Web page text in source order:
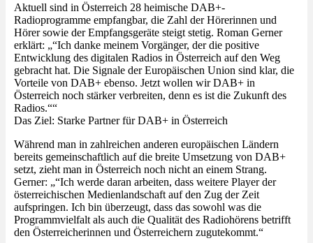
Aktuell sind in Österreich 28 heimische DAB+-
Radioprogramme empfangbar, die Zahl der Hörerinnen und
Hörer sowie der Empfangsgeräte steigt stetig. Roman Gerner
erklärt: „“Ich danke meinem Vorgänger, der die positive
Entwicklung des digitalen Radios in Österreich auf den Weg
gebracht hat. Die Signale der Europäischen Union sind klar, die
Vorteile von DAB+ ebenso. Jetzt wollen wir DAB+ in
Österreich noch stärker verbreiten, denn es ist die Zukunft des
Radios.““
Das Ziel: Starke Partner für DAB+ in Österreich
Während man in zahlreichen anderen europäischen Ländern
bereits gemeinschaftlich auf die breite Umsetzung von DAB+
setzt, zieht man in Österreich noch nicht an einem Strang.
Gerner: „“Ich werde daran arbeiten, dass weitere Player der
österreichischen Medienlandschaft auf den Zug der Zeit
aufspringen. Ich bin überzeugt, dass das sowohl was die
Programmvielfalt als auch die Qualität des Radiohörens betrifft
den Österreicherinnen und Österreichern zugutekommt.“